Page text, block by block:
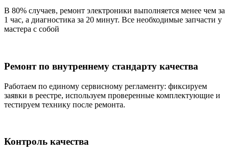
В 80% случаев, ремонт электроники выполняется менее чем за
1 час, а диагностика за 20 минут. Все необходимые запчасти у
мастера с собой
Ремонт по внутреннему стандарту качества
Работаем по единому сервисному регламенту: фиксируем
заявки в реестре, используем проверенные комплектующие и
тестируем технику после ремонта.
Контроль качества